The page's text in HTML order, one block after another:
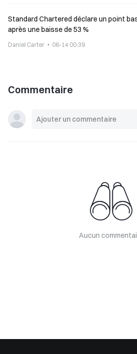
Standard Chartered déclare un point
après une baisse de 53 %
Daniel Carter 06-14 00:39
Commentaire
Aucun